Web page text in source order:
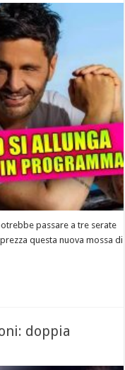
passare a tre serate
questa nuova mossa di
doppia